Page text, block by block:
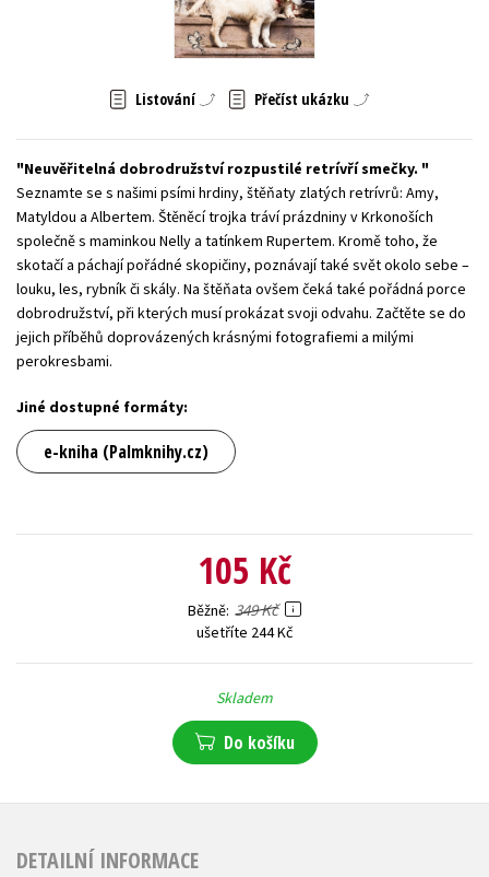
Zahraniční literatura
Listování Přečíst ukázku
Neuvěřitelná dobrodružství rozpustilé retrívří smečky.
Seznamte se s našimi psími hrdiny, štěňaty zlatých retrívrů: Amy,
Matyldou a Albertem. Štěněcí trojka tráví prázdniny v Krkonoších
společně s maminkou Nelly a tatínkem Rupertem. Kromě toho, že
skotačí a páchají pořádné skopičiny, poznávají také svět okolo sebe –
louku, les, rybník či skály. Na štěňata ovšem čeká také pořádná porce
dobrodružství, při kterých musí prokázat svoji odvahu. Začtěte se do
jejich příběhů doprovázených krásnými fotografiemi a milými
perokresbami.
Jiné dostupné formáty:
e-kniha (Palmknihy.cz)
105 Kč
Běžně 349 Kč
ušetříte 244 Kč
Skladem
Do košíku
DETAILNÍ INFORMACE